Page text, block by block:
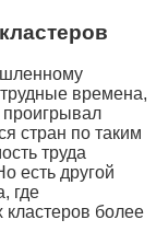
времена,
проигрывал
стран по таким
труда
есть другой
где
более